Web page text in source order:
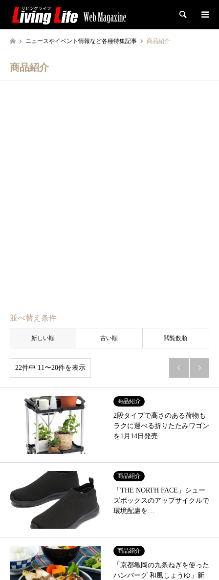
検索
ニュースやイベント情報など各種特集記事 商品紹介
商品紹介
並べ替え条件
新しい順 古い順 閲覧数順
22件中 11〜20件を表示  
商品紹介
2段タイプで高さのある荷物も
ラクに運べる折りたたみワゴン
を1月14日発売
商品紹介
「THE NORTH FACE」シュー
ズボックスのアップサイクルで
環境配慮を…
商品紹介
「京都亀岡の九条ねぎを使った
ハンバーグ 和風しょうゆ」新